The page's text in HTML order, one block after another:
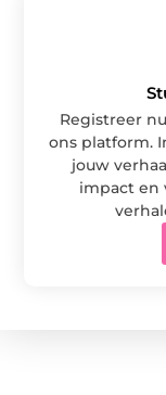
Registreer
ons platform.
jouw
impact en